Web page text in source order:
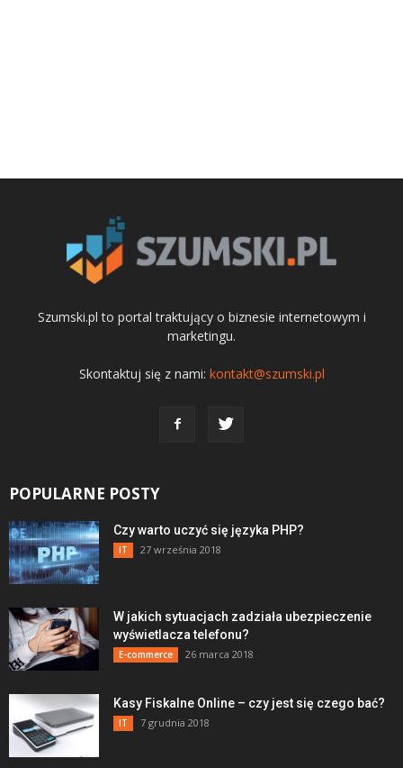
Szumski.pl to portal traktujący o biznesie internetowym i
marketingu.
Skontaktuj się z nami: kontakt@szumski.pl
POPULARNE POSTY
Czy warto uczyć się języka PHP?
IT 27 września 2018
W jakich sytuacjach zadziała ubezpieczenie
wyświetlacza telefonu?
E-commerce 26 marca 2018
Kasy Fiskalne Online – czy jest się czego bać?
IT 7 grudnia 2018